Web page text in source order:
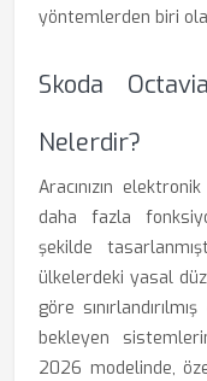
yöntemlerden biri
Skoda
Nelerdir?
Aracınızın
daha fazla
şekilde
ülkelerdeki yasal
göre
bekleyen
2026 modelinde,